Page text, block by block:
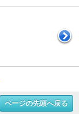
ページの先頭へ戻る